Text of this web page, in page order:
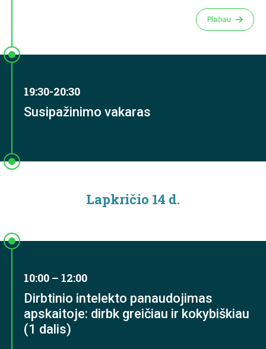
Plačiau
19:30-20:30
Susipažinimo vakaras
Lapkričio 14 d.
10:00 – 12:00
Dirbtinio intelekto panaudojimas
apskaitoje: dirbk greičiau ir kokybiškiau
(1 dalis)